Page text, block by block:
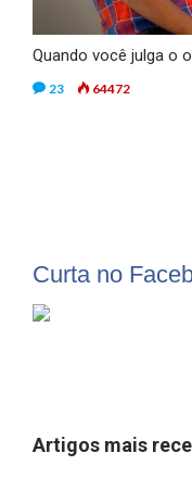
Quando você julga o
23 64472
Curta no
Artigos mais